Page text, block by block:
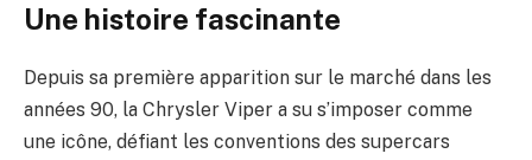
Une histoire fascinante
Depuis sa première apparition sur le marché dans les
années 90, la Chrysler Viper a su s’imposer comme
une icône, défiant les conventions des supercars